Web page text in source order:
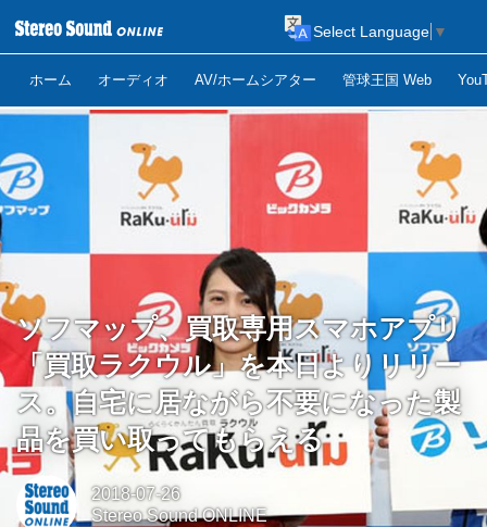
ホーム オーディオ AV/ホームシアター 管球王国 Web
Select Language ▼
ソフマップ、買取専用スマホアプリ
「買取ラクウル」を本日よりリリー
ス。自宅に居ながら不要になった製
品を買い取ってもらえる
2018-07-26
Stereo Sound ONLINE